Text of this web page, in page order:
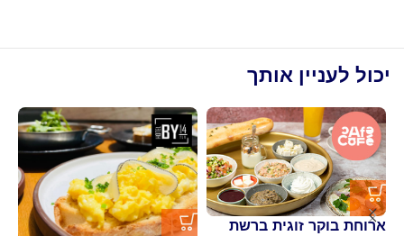
יכול לעניין אותך
ארוחת בוקר זוגית ברשת